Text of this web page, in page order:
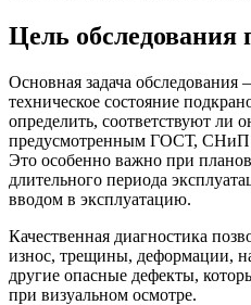
Цель обследования
Основная задача обследования
техническое состояние
определить, соответствуют ли
предусмотренным ГОСТ, СНиП
Это особенно важно при
длительного периода
вводом в эксплуатацию.
Качественная диагностика
износ, трещины, деформации,
другие опасные дефекты,
при визуальном осмотре.